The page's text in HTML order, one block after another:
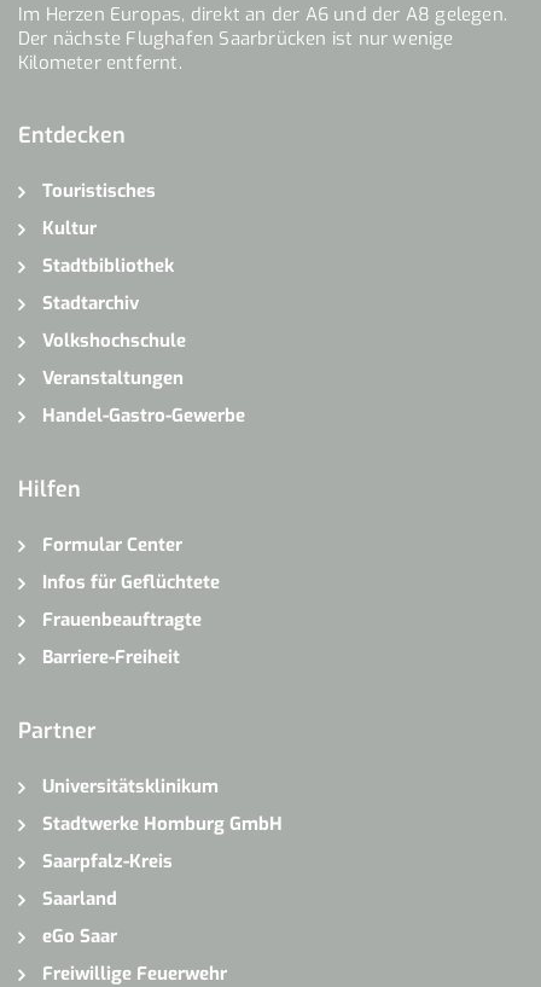
Im Herzen Europas, direkt an der A6 und der A8 gelegen.
Der nächste Flughafen Saarbrücken ist nur wenige
Kilometer entfernt.
Entdecken
Touristisches
Kultur
Stadtbibliothek
Stadtarchiv
Volkshochschule
Veranstaltungen
Handel-Gastro-Gewerbe
Hilfen
Formular Center
Infos für Geflüchtete
Frauenbeauftragte
Barriere-Freiheit
Partner
Universitätsklinikum
Stadtwerke Homburg GmbH
Saarpfalz-Kreis
Saarland
eGo Saar
Freiwillige Feuerwehr